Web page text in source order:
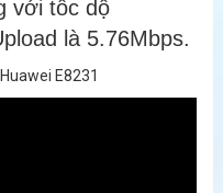
với tốc dộ
là 5.76Mbps.
E8231